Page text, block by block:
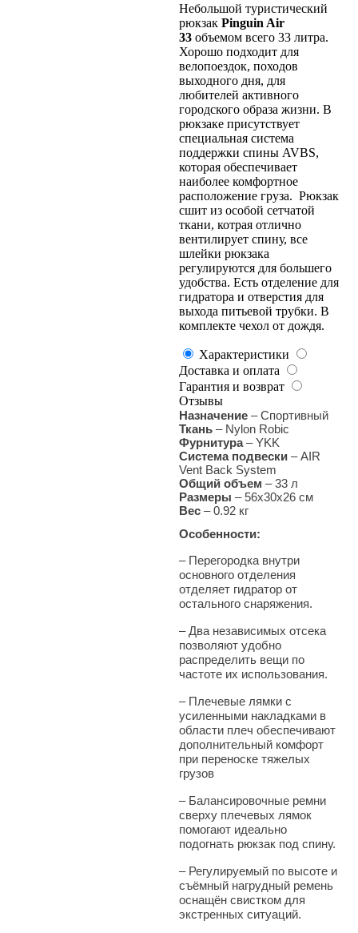
Небольшой туристический
рюкзак Pinguin Air
33 объемом всего 33 литра.
Хорошо подходит для
велопоездок, походов
выходного дня, для
любителей активного
городского образа жизни. В
рюкзаке присутствует
специальная система
поддержки спины AVBS,
которая обеспечивает
наиболее комфортное
расположение груза. Рюкзак
сшит из особой сетчатой
ткани, котрая отлично
вентилирует спину, все
шлейки рюкзака
регулируются для большего
удобства. Есть отделение для
гидратора и отверстия для
выхода питьевой трубки. В
комплекте чехол от дождя.
Характеристики
Доставка и оплата
Гарантия и возврат
Отзывы
Назначение – Спортивный
Ткань – Nylon Robic
Фурнитура– YKK
Система подвески –AIR
Vent Back System
Общий объем – 33 л
Размеры – 56х30х26 см
Вес – 0.92 кг
Особенности:
– Перегородка внутри
основного отделения
отделяет гидратор от
остального снаряжения.
– Два независимых отсека
позволяют удобно
распределить вещи по
частоте их использования.
– Плечевые лямки с
усиленными накладками в
области плеч обеспечивают
дополнительный комфорт
при переноске тяжелых
грузов
– Балансировочные ремни
сверху плечевых лямок
помогают идеально
подогнать рюкзак под спину.
– Регулируемый по высоте и
съёмный нагрудный ремень
оснащён свистком для
экстренных ситуаций.